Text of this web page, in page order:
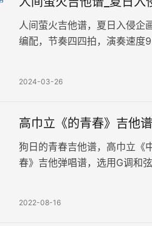
人间萤火吉他谱，夏日入侵企
编配，节奏四四拍，演奏速度
2024-03-26
高巾立《的青春》吉他
狗日的青春吉他谱，高巾立《
春》吉他弹唱谱，选用G调和
2022-08-16